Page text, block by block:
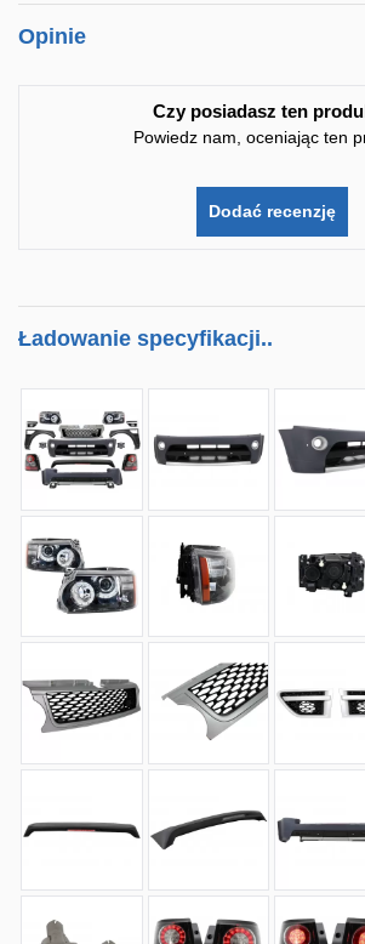
Opinie
Czy posiadasz ten
Powiedz nam, oceniając ten
Dodać recenzję
Ładowanie specyfikacji..